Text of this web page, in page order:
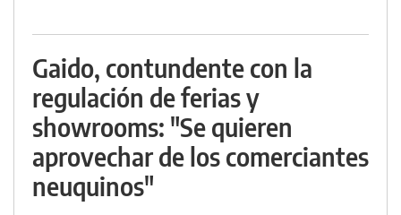
Gaido, contundente con la
regulación de ferias y
showrooms: "Se quieren
aprovechar de los comerciantes
neuquinos"